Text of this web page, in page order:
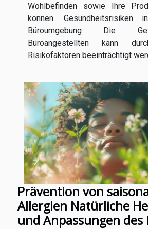
Wohlbefinden sowie Ihre
können. Gesundheitsrisiken
Büroumgebung Die
Büroangestellten kann
Risikofaktoren beeinträchtigt
Prävention von
Allergien Natürliche
und Anpassungen des